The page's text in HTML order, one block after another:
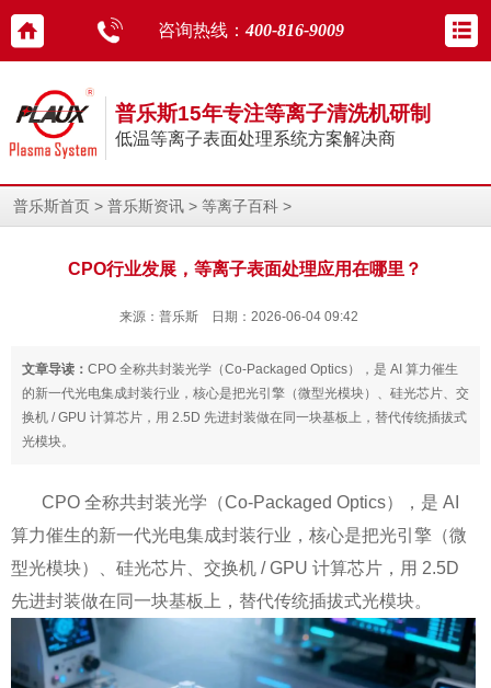
咨询热线： 400-816-9009
普乐斯15年专注等离子清洗机研制
低温等离子表面处理系统方案解决商
普乐斯首页 > 普乐斯资讯 > 等离子百科 >
CPO行业发展，等离子表面处理应用在哪里？
来源：普乐斯 日期：2026-06-04 09:42
文章导读： CPO 全称共封装光学（Co-Packaged Optics），是 AI 算力催生
的新一代光电集成封装行业，核心是把光引擎（微型光模块）、硅光芯片、交
换机 / GPU 计算芯片，用 2.5D 先进封装做在同一块基板上，替代传统插拔式
光模块。
CPO 全称共封装光学（Co-Packaged Optics），是 AI
算力催生的新一代光电集成封装行业，核心是把光引擎（微
型光模块）、硅光芯片、交换机 / GPU 计算芯片，用 2.5D
先进封装做在同一块基板上，替代传统插拔式光模块。